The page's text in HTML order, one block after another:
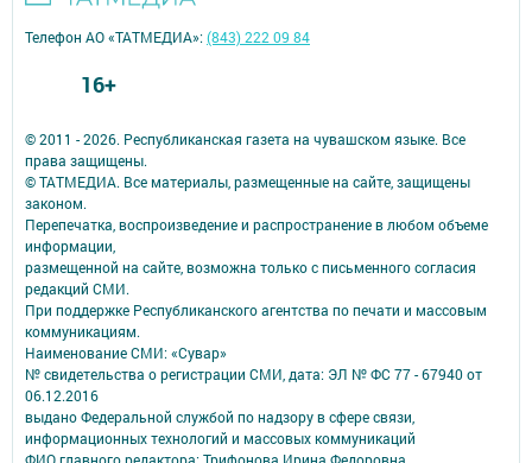
© 2011 - 2026. Республиканская газета на чувашском языке. Все
права защищены.
© ТАТМЕДИА. Все материалы, размещенные на сайте, защищены
законом.
Перепечатка, воспроизведение и распространение в любом объеме
информации,
размещенной на сайте, возможна только с письменного согласия
редакций СМИ.
При поддержке Республиканского агентства по печати и массовым
коммуникациям.
Наименование СМИ: «Сувар»
№ свидетельства о регистрации СМИ, дата: ЭЛ № ФС 77 - 67940 от
06.12.2016
выдано Федеральной службой по надзору в сфере связи,
информационных технологий и массовых коммуникаций
ФИО главного редактора: Трифонова Ирина Федоровна
Телефон АО «ТАТМЕДИА»:(843) 222 09 84
16+